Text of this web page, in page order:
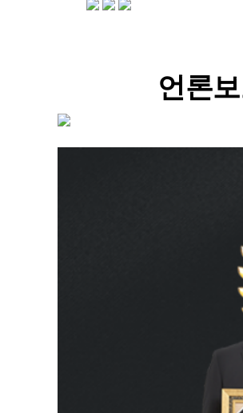
언론